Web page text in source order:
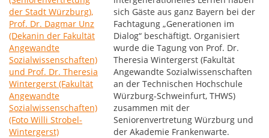
sich Gäste aus ganz Bayern bei der
Fachtagung „Generationen im
Dialog“ beschäftigt. Organisiert
wurde die Tagung von Prof. Dr.
Theresia Wintergerst (Fakultät
Angewandte Sozialwissenschaften
an der Technischen Hochschule
Würzburg-Schweinfurt, THWS)
zusammen mit der
Seniorenvertretung Würzburg und
der Akademie Frankenwarte.